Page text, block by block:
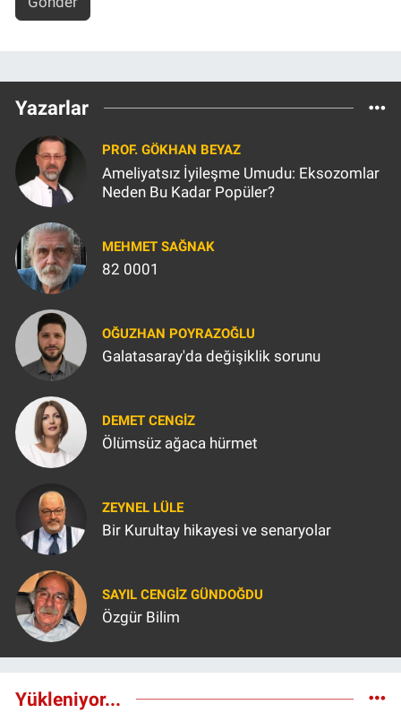
Yazarlar
PROF. GÖKHAN BEYAZ
Ameliyatsız İyileşme Umudu: Eksozomlar
Neden Bu Kadar Popüler?
MEHMET SAĞNAK
82 0001
OĞUZHAN POYRAZOĞLU
Galatasaray'da değişiklik sorunu
DEMET CENGIZ
Ölümsüz ağaca hürmet
ZEYNEL LÜLE
Bir Kurultay hikayesi ve senaryolar
SAYIL CENGIZ GÜNDOĞDU
Özgür Bilim
Yükleniyor...